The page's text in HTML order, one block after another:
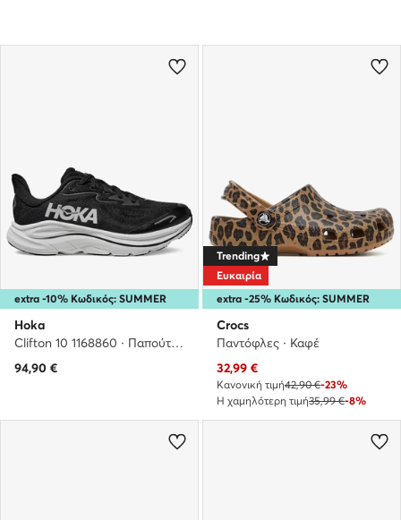
extra -10% Κωδικός: SUMMER
Hoka
Clifton 10 1168860 · Παπούτσια για Τρέξιμο
94,90 €
extra -25% Κωδικός: SUMMER
Trending
Ευκαιρία
Crocs
Παντόφλες · Καφέ
Τρέχουσα τιμή
32,99 €
Κανονική τιμή42,90 €-23%
Η χαμηλότερη τιμή35,99 €-8%